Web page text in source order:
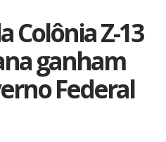
Colônia Z-13
ganham
Federal